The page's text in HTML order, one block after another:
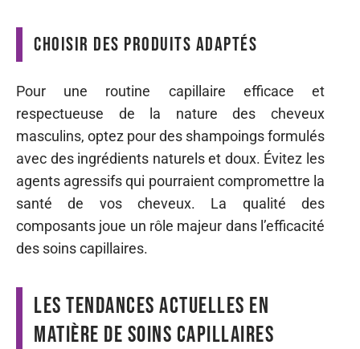
Choisir des produits adaptés
Pour une routine capillaire efficace et
respectueuse de la nature des cheveux
masculins, optez pour des shampoings formulés
avec des ingrédients naturels et doux. Évitez les
agents agressifs qui pourraient compromettre la
santé de vos cheveux. La qualité des
composants joue un rôle majeur dans l’efficacité
des soins capillaires.
Les tendances actuelles en
matière de soins capillaires